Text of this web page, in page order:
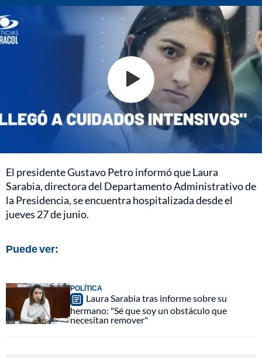
El presidente Gustavo Petro informó que Laura
Sarabia, directora del Departamento Administrativo de
la Presidencia, se encuentra hospitalizada desde el
jueves 27 de junio.
Puede ver:
POLÍTICA
Laura Sarabia tras informe sobre su
hermano: "Sé que soy un obstáculo que
necesitan remover"